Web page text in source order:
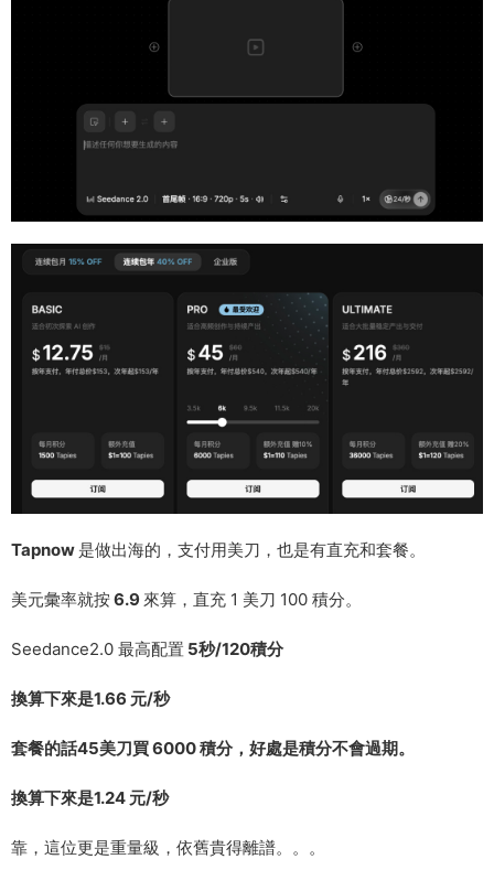
Tapnow 是做出海的，支付用美刀，也是有直充和套餐。
美元彙率就按6.9 來算，直充 1 美刀 100 積分。
Seedance2.0 最高配置 5秒/120積分
換算下來是1.66 元/秒
套餐的話45美刀買 6000 積分，好處是積分不會過期。
換算下來是1.24 元/秒
靠，這位更是重量級，依舊貴得離譜。。。